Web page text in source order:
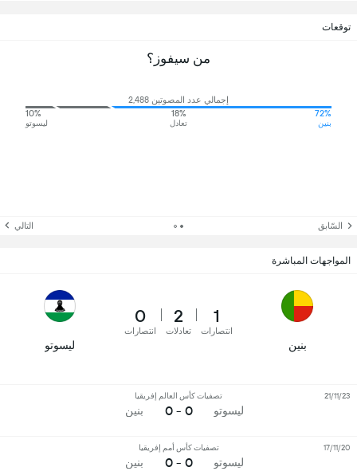
توقعات
من سيفوز؟
إجمالي عدد المصوتين 2,488
72%
بنين
18%
تعادل
10%
ليسوتو
السّابق التالي
المواجهات المباشرة
بنين
1
انتصارات
2
تعادلات
0
انتصارات
ليسوتو
ليسوتو
تصفيات كأس العالم إفريقيا
0 - 0 بنين
21/11/23
ليسوتو
تصفيات كأس أمم إفريقيا
0 - 0 بنين
17/11/20